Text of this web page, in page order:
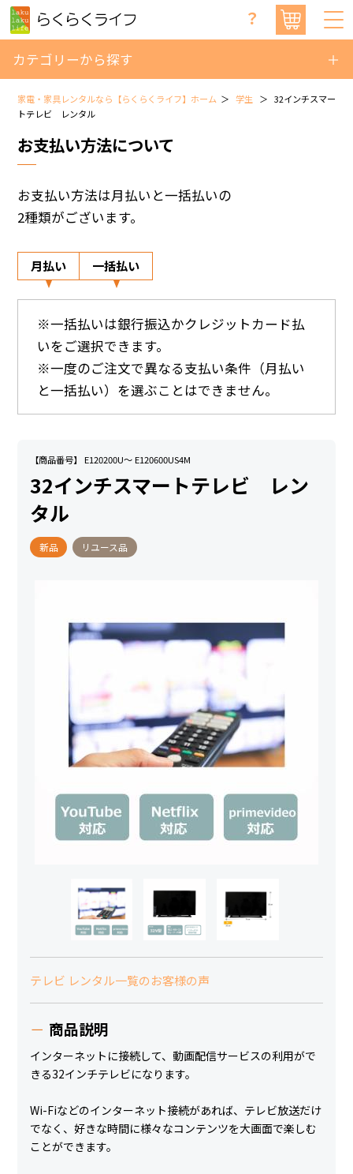
？
カテゴリーから探す
家電・家具レンタルなら【らくらくライフ】ホーム 学生
32インチスマー
トテレビ レンタル
お支払い方法について
お支払い方法は月払いと一括払いの
2種類がございます。
月払い 一括払い
※一括払いは銀行振込かクレジットカード払
いをご選択できます。
※一度のご注文で異なる支払い条件（月払い
と一括払い）を選ぶことはできません。
【商品番号】 E120200U～ E120600US4M
32インチスマートテレビ レン
タル
新品 リユース品
テレビ レンタル一覧のお客様の声
商品説明
インターネットに接続して、動画配信サービスの利用がで
きる32インチテレビになります。
Wi-Fiなどのインターネット接続があれば、テレビ放送だけ
でなく、好きな時間に様々なコンテンツを大画面で楽しむ
ことができます。